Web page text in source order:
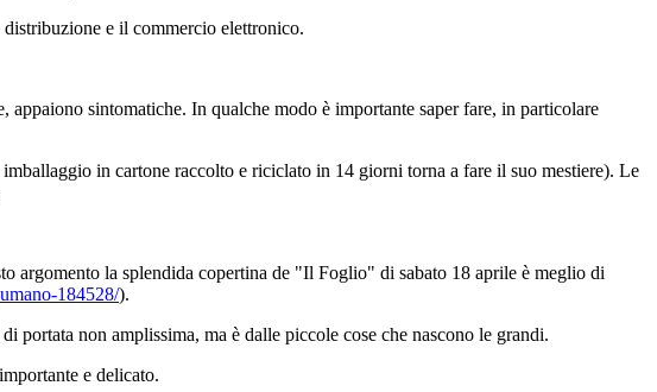
e il commercio elettronico.
sintomatiche. In qualche modo è importante saper fare, in particolare
in cartone raccolto e riciclato in 14 giorni torna a fare il suo mestiere). Le
argomento la splendida copertina de "Il Foglio" di sabato 18 aprile è meglio di
184528/).
portata non amplissima, ma è dalle piccole cose che nascono le grandi.
e delicato.